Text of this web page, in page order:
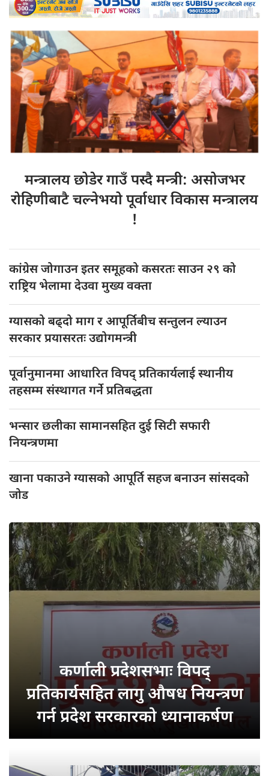
मन्त्रालय छोडेरगाउँ पस्दै मन्त्री: असोजभर
रोहिणीबाटै चल्नेभयो पूर्वाधार विकास मन्त्रालय
!
कांग्रेस जोगाउन इतर समूहको कसरतः साउन २९ को
राष्ट्रिय भेलामा देउवा मुख्य वक्ता
ग्यासको बढ्दो माग र आपूर्तिबीच सन्तुलन ल्याउन
सरकार प्रयासरतः उद्योगमन्त्री
पूर्वानुमानमा आधारित विपद् प्रतिकार्यलाई स्थानीय
तहसम्म संस्थागत गर्ने प्रतिबद्धता
भन्सार छलीका सामानसहित दुई सिटी सफारी
नियन्त्रणमा
खाना पकाउने ग्यासको आपूर्ति सहज बनाउन सांसदको
जोड
कर्णाली प्रदेशसभाःविपद्
प्रतिकार्यसहित लागु औषध नियन्त्रण
गर्न प्रदेश सरकारको ध्यानाकर्षण